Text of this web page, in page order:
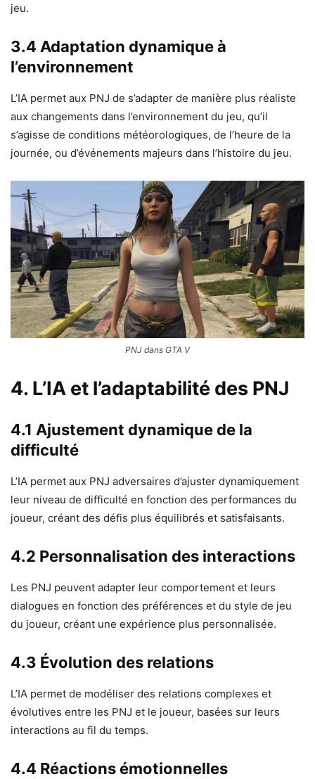
jeu.
3.4 Adaptation dynamique à
l’environnement
L’IA permet aux PNJ de s’adapter de manière plus réaliste
aux changements dans l’environnement du jeu, qu’il
s’agisse de conditions météorologiques, de l’heure de la
journée, ou d’événements majeurs dans l’histoire du jeu.
PNJ dans GTA V
4. L’IA et l’adaptabilité des PNJ
4.1 Ajustement dynamique de la
difficulté
L’IA permet aux PNJ adversaires d’ajuster dynamiquement
leur niveau de difficulté en fonction des performances du
joueur, créant des défis plus équilibrés et satisfaisants.
4.2 Personnalisation des interactions
Les PNJ peuvent adapter leur comportement et leurs
dialogues en fonction des préférences et du style de jeu
du joueur, créant une expérience plus personnalisée.
4.3 Évolution des relations
L’IA permet de modéliser des relations complexes et
évolutives entre les PNJ et le joueur, basées sur leurs
interactions au fil du temps.
4.4 Réactions émotionnelles